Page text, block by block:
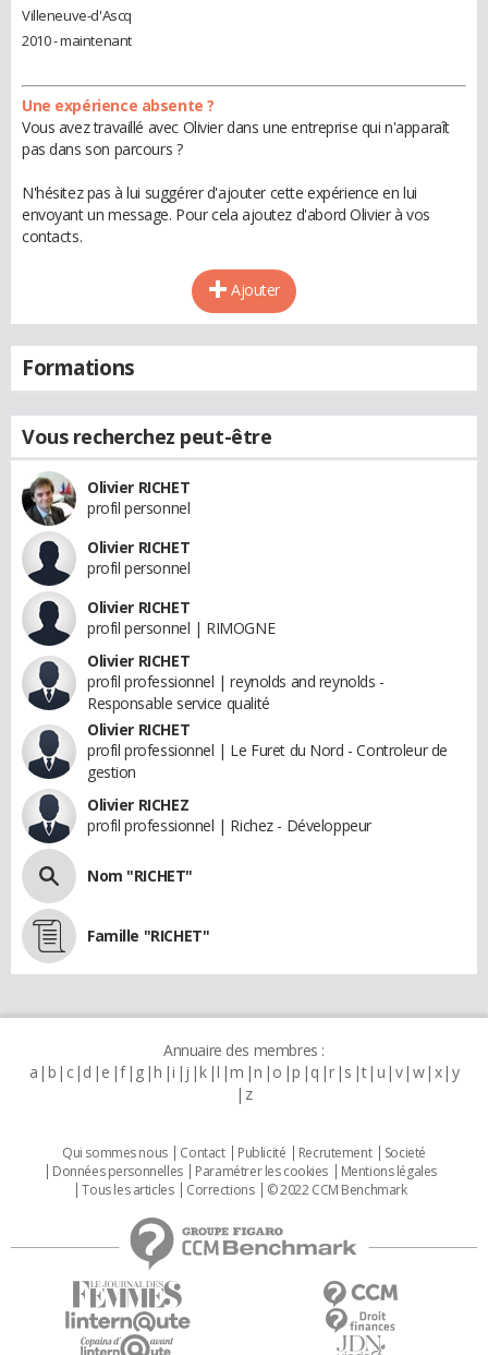
Villeneuve-d'Ascq
2010 - maintenant
Une expérience absente ?
Vous avez travaillé avec Olivier dans une entreprise qui n'apparaît
pas dans son parcours ?
N'hésitez pas à lui suggérer d'ajouter cette expérience en lui
envoyant un message. Pour cela ajoutez d'abord Olivier à vos
contacts.
Ajouter
Formations
Vous recherchez peut-être
Olivier RICHET
profil personnel
Olivier RICHET
profil personnel
Olivier RICHET
profil personnel | RIMOGNE
Olivier RICHET
profil professionnel | reynolds and reynolds -
Responsable service qualité
Olivier RICHET
profil professionnel | Le Furet du Nord - Controleur de
gestion
Olivier RICHEZ
profil professionnel | Richez - Développeur
Nom "RICHET"
Famille "RICHET"
Annuaire des membres :
a b c d e f g h i j k l m n o p q r s t u v w x y
z
Qui sommes nous Contact Publicité Recrutement
Societé
Données personnelles
Paramétrer les cookies
Mentions légales
Tous les articles
Corrections © 2022 CCM Benchmark